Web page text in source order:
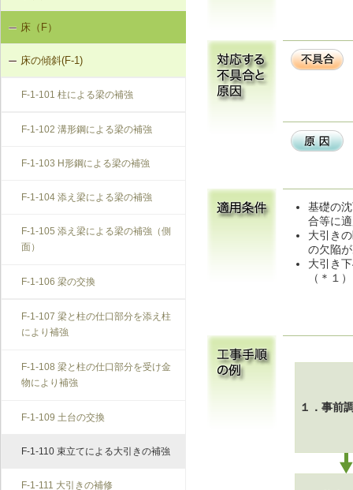
（基礎天端レベル調整）
K-1-103 布基礎底盤の拡大（基礎の
天端レベル調整）
K-1-104 土台をジャッキアップのう
え、基礎天端レベル調整
K-1-501 基礎をジャッキアップのう
K-1-502 基礎をジャッキアップのう
K-2-502 充填工法
K-2-503 打直し工法
基礎の沈下（K-1）
基礎のひび割れ・欠損（K-2）
床（F）
床の傾斜(F-1)
F-1-101 柱による梁の補強
F-1-102 溝形鋼による梁の補強
F-1-103 H形鋼による梁の補強
F-1-104 添え梁による梁の補強
F-1-105 添え梁による梁の補強（側
面）
F-1-106 梁の交換
F-1-107 梁と柱の仕口部分を添え柱
により補強
F-1-108 梁と柱の仕口部分を受け金
物により補強
F-1-109 土台の交換
F-1-110 束立てによる大引きの補強
F-1-111 大引きの補修
基礎の
合等に
大引き
の欠陥
大引き
（＊１）
１．事前